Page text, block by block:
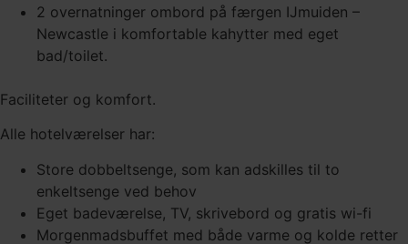
2 overnatninger ombord på færgen IJmuiden –
Newcastle i komfortable kahytter med eget
bad/toilet.
Faciliteter og komfort.
Alle hotelværelser har:
Store dobbeltsenge, som kan adskilles til to
enkeltsenge ved behov
Eget badeværelse, TV, skrivebord og gratis wi-fi
Morgenmadsbuffet med både varme og kolde retter